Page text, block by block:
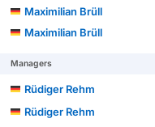
Maximilian Brüll
Maximilian Brüll
Managers
Rüdiger Rehm
Rüdiger Rehm